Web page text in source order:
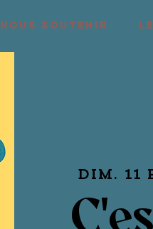
NOUS SOUTENIR
dim. 11